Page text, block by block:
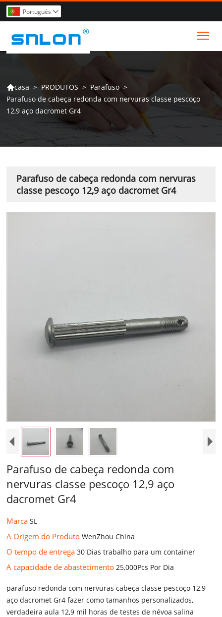
Português 
casa > PRODUTOS > Parafuso >
Parafuso de cabeça redonda com nervuras classe pescoço
12,9 aço dacromet Gr4
Parafuso de cabeça redonda com nervuras
classe pescoço 12,9 aço dacromet Gr4
Parafuso de cabeça redonda com
nervuras classe pescoço 12,9 aço
dacromet Gr4
MarcaSL
A Origem do ProdutoWenZhou China
O tempo de entrega30 Dias trabalho para um container
A capacidade de abastecimento25,000Pcs Por Dia
parafuso redonda com nervuras cabeça classe pescoço 12,9
aço dacromet Gr4 fazer como tamanhos personalizados,
verdadeira aula 12,9 mil horas de testes de névoa salina